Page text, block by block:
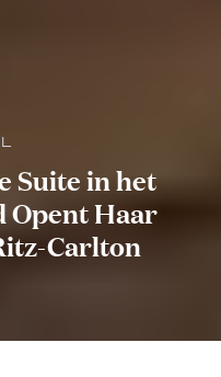
Suite in het
Opent Haar
Carlton